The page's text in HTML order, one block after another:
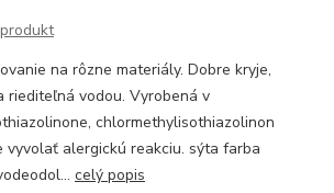
na rôzne materiály. Dobre kryje,
riediteľná vodou. Vyrobená v
chlormethylisothiazolinon
vyvolať alergickú reakciu. sýta farba
celý popis